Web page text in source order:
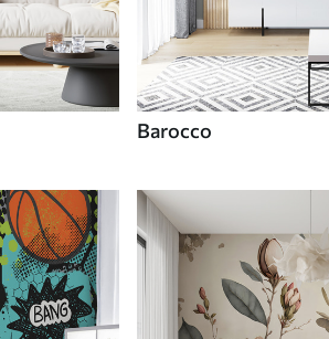
Barocco